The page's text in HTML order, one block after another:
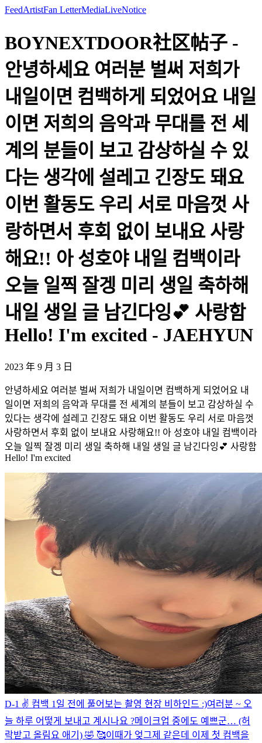
FeedArtistFan LetterMediaLiveNotice
BOYNEXTDOOR社区帖子 -
안녕하세요 여러분 벌써 저희가
내일이면 컴백하게 되었어요 내일
이면 저희의 음악과 무대를 전 세
계의 분들이 보고 감상하실 수 있
다는 생각에 설레고 긴장도 돼요
이번 활동도 우리 서로 마음껏 사
랑하면서 후회 없이 보내요 사랑
해요!! 아 성호야 내일 컴백이라
오늘 일찍 잘겡 미리 생일 축하해
내일 생일 글 남긴다잉💕 사랑함
Hello! I'm excited - JAEHYUN
2023 年 9 月 3 日
안녕하세요 여러분 벌써 저희가 내일이면 컴백하게 되었어요 내
일이면 저희의 음악과 무대를 전 세계의 분들이 보고 감상하실 수
있다는 생각에 설레고 긴장도 돼요 이번 활동도 우리 서로 마음껏
사랑하면서 후회 없이 보내요 사랑해요!! 아 성호야 내일 컴백이라
오늘 일찍 잘겡 미리 생일 축하해 내일 생일 글 남긴다잉💕 사랑함
Hello! I'm excited
D-1 ✌️​ 컴백 1일 전에 풀어보는 촬영 현장 비하인드 :)여러분 ~ 오
늘 하루 어떻게 보내고 계시나요 ?메이크업 중에도 예쁘군… (허
락받고 올림요 애기) 🤣 🥰이때가 엊그제 같은데 이제 첫 컴백을